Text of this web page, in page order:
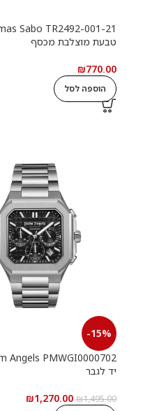
טבעת מוצלבת מכסף
₪770.00
הוספה לסל
-15%
יד לגבר
₪1,495.00
₪1,270.00